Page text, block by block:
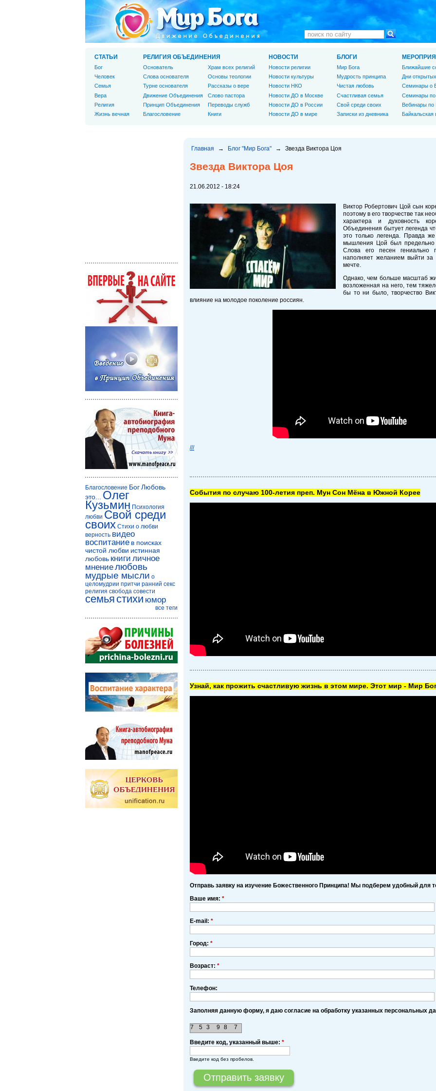
Главная → Блог "Мир Бога" → Звезда Виктора Цоя
Звезда Виктора Цоя
21.06.2012 - 18:24
Виктор Робертович Цой сын
поэтому в его творчестве так
характера и духовность
Объединения бытует легенда
это только легенда. Правда
мышления Цой был предельно
Слова его песен гениально
наполняет желанием выйти за
мечте.
Однако, чем больше масштаб
возложенная на него, тем
бы то ни было, творчество
влияние на молодое поколение россиян.
///
Cобытия по случаю 100-летия преп. Мун Сон Мёна в Южной Корее
Узнай, как прожить счастливую жизнь в этом мире. Этот мир - Мир
Отправь заявку на изучение Божественного Принципа! Мы подберем удобный для
Ваше имя: *
E-mail: *
Город: *
Возраст: *
Телефон:
Заполняя данную форму, я даю согласие на обработку указанных персональных
7
9 8
5 3
7
Введите код, указанный выше: *
Введите код без пробелов.
СТАТЬИ
Бог
Человек
Cемья
Вера
Религия
Жизнь вечная
РЕЛИГИЯ ОБЪЕДИНЕНИЯ
Основатель
Слова основателя
Турне основателя
Движение Объединения
Принцип Объединения
Благословение
Храм всех религий
Основы теологии
Рассказы о вере
Слово пастора
Переводы служб
Книги
НОВОСТИ
Новости религии
Новости культуры
Новости НКО
Новости ДО в Москве
Новости ДО в России
Новости ДО в мире
БЛОГИ
Мир Бога
Мудрость принципа
Чистая любовь
Счастливая семья
Свой среди своих
Записки из дневника
Ближайшие
Дни
Семинары о
Семинары
Вебинары по
Байкальская
Благословение БогЛюбовь
это...
Олег
Кузьмин Психология
любви Свой среди
своих Стихи о любви
верность видео
воспитание в поисках
чистой любви истинная
любовь книги личное
мнениелюбовь
мудрые мысли о
целомудрии притчи ранний секс
религия свобода совести
семья стихи юмор
все теги